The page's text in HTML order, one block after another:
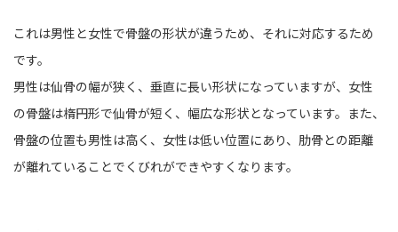
これは男性と女性で骨盤の形状が違うため、それに対応するため
です。
男性は仙骨の幅が狭く、垂直に長い形状になっていますが、女性
の骨盤は楕円形で仙骨が短く、幅広な形状となっています。また、
骨盤の位置も男性は高く、女性は低い位置にあり、肋骨との距離
が離れていることでくびれができやすくなります。